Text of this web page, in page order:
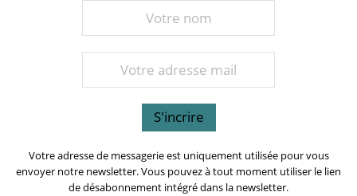
Votre adresse de messagerie est uniquement utilisée pour vous
envoyer notre newsletter. Vous pouvez à tout moment utiliser le lien
de désabonnement intégré dans la newsletter.